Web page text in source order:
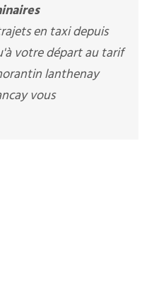
en taxi depuis
votre départ au tarif
lanthenay
vous